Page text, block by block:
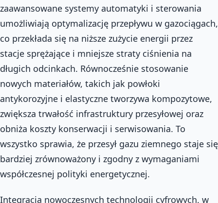
zaawansowane systemy automatyki i sterowania
umożliwiają optymalizację przepływu w gazociągach,
co przekłada się na niższe zużycie energii przez
stacje sprężające i mniejsze straty ciśnienia na
długich odcinkach. Równocześnie stosowanie
nowych materiałów, takich jak powłoki
antykorozyjne i elastyczne tworzywa kompozytowe,
zwiększa trwałość infrastruktury przesyłowej oraz
obniża koszty konserwacji i serwisowania. To
wszystko sprawia, że przesył gazu ziemnego staje się
bardziej zrównoważony i zgodny z wymaganiami
współczesnej polityki energetycznej.
Integracja nowoczesnych technologii cyfrowych, w